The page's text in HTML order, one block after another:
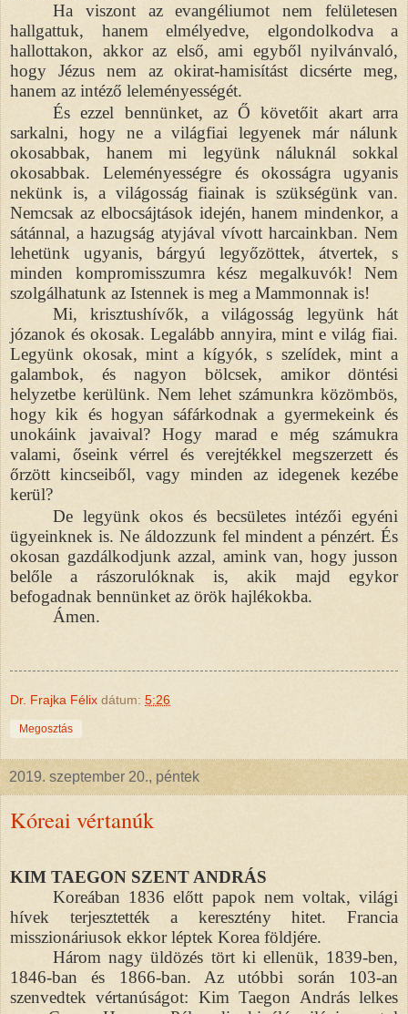
Ha viszont az evangéliumot nem felületesen
hallgattuk, hanem elmélyedve, elgondolkodva a
hallottakon, akkor az első, ami egyből nyilvánvaló,
hogy Jézus nem az okirat-hamisítást dicsérte meg,
hanem az intéző leleményességét.
És ezzel bennünket, az Ő követőit akart arra
sarkalni, hogy ne a világfiai legyenek már nálunk
okosabbak, hanem mi legyünk náluknál sokkal
okosabbak. Leleményességre és okosságra ugyanis
nekünk is, a világosság fiainak is szükségünk van.
Nemcsak az elbocsájtások idején, hanem mindenkor, a
sátánnal, a hazugság atyjával vívott harcainkban. Nem
lehetünk ugyanis, bárgyú legyőzöttek, átvertek, s
minden kompromisszumra kész megalkuvók! Nem
szolgálhatunk az Istennek is meg a Mammonnak is!
Mi, krisztushívők, a világosság legyünk hát
józanok és okosak. Legalább annyira, mint e világ fiai.
Legyünk okosak, mint a kígyók, s szelídek, mint a
galambok, és nagyon bölcsek, amikor döntési
helyzetbe kerülünk. Nem lehet számunkra közömbös,
hogy kik és hogyan sáfárkodnak a gyermekeink és
unokáink javaival? Hogy marad e még számukra
valami, őseink vérrel és verejtékkel megszerzett és
őrzött kincseiből, vagy minden az idegenek kezébe
kerül?
De legyünk okos és becsületes intézői egyéni
ügyeinknek is. Ne áldozzunk fel mindent a pénzért. És
okosan gazdálkodjunk azzal, amink van, hogy jusson
belőle a rászorulóknak is, akik majd egykor
befogadnak bennünket az örök hajlékokba.
Ámen.
Dr. Frajka Félix dátum: 5:26
Megosztás
2019. szeptember 20., péntek
Kóreai vértanúk
KIM TAEGON SZENT ANDRÁS
Koreában 1836 előtt papok nem voltak, világi
hívek terjesztették a keresztény hitet. Francia
misszionáriusok ekkor léptek Korea földjére.
Három nagy üldözés tört ki ellenük, 1839-ben,
1846-ban és 1866-ban. Az utóbbi során 103-an
szenvedtek vértanúságot: Kim Taegon András lelkes